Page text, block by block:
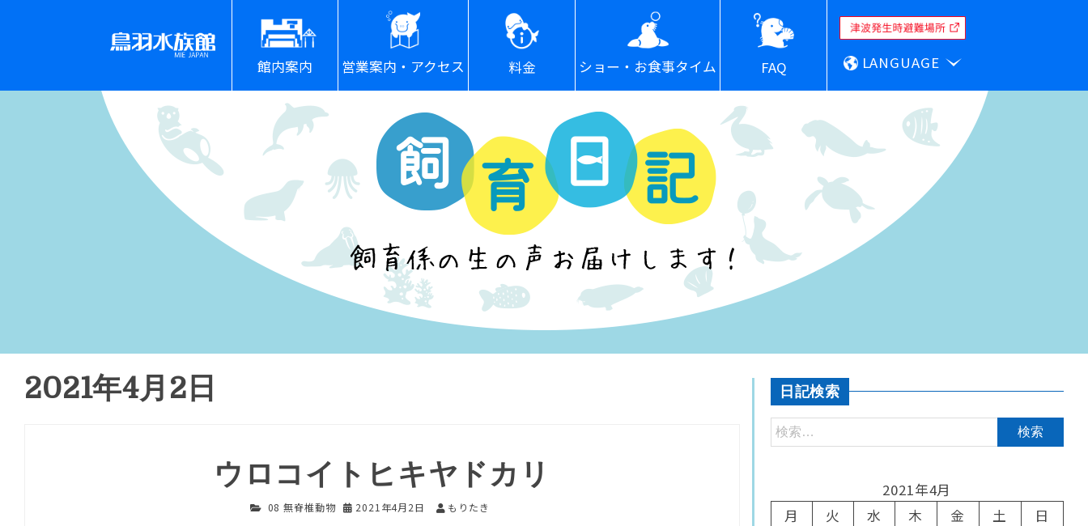
館内案内 営業案内・アクセス 料金 ショー・お食事タイム FAQ LANGUAGE
2021年4月2日
ウロコイトヒキヤドカリ
08 無脊椎動物 2021年4月2日 もりたき
日記検索
2021年4月
月
火 水 木 金 土
日